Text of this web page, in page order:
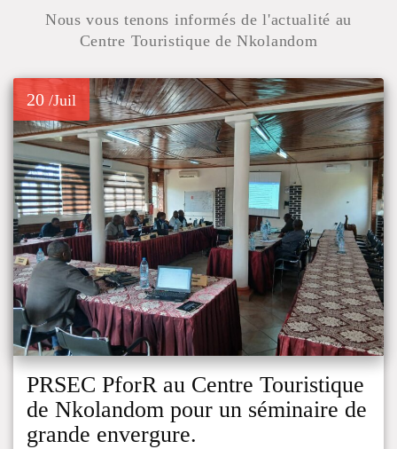
Nous vous tenons informés de l'actualité au
Centre Touristique de Nkolandom
20 /Juil
PRSEC PforR au Centre Touristique
de Nkolandom pour un séminaire de
grande envergure.